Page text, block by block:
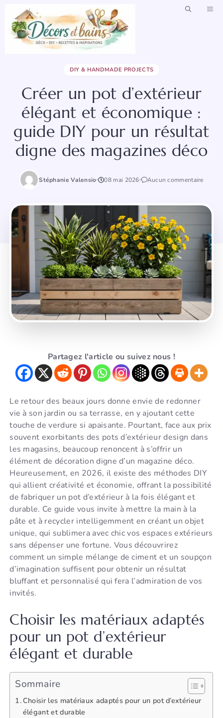
contenu
DIY & HANDMADE PROJECTS
Créer un pot d’extérieur
élégant et économique :
guide DIY pour un résultat
digne des magazines déco
Stéphanie Valensio 08 mai 2026 Aucun commentaire
Partagez l'article ou suivez nous !
Le retour des beaux jours donne envie de redonner
vie à son jardin ou sa terrasse, en y ajoutant cette
touche de verdure si apaisante. Pourtant, face aux prix
souvent exorbitants des pots d’extérieur design dans
les magasins, beaucoup renoncent à s’offrir un
élément de décoration digne d’un magazine déco.
Heureusement, en 2026, il existe des méthodes DIY
qui allient créativité et économie, offrant la possibilité
de fabriquer un pot d’extérieur à la fois élégant et
durable. Ce guide vous invite à mettre la main à la
pâte et à recycler intelligemment en créant un objet
unique, qui sublimera avec chic vos espaces extérieurs
sans dépenser une fortune. Vous découvrirez
comment un simple mélange de ciment et un soupçon
d’imagination suffisent pour obtenir un résultat
bluffant et personnalisé qui fera l’admiration de vos
invités.
Choisir les matériaux adaptés
pour un pot d’extérieur
élégant et durable
Sommaire
Choisir les matériaux adaptés pour un pot d’extérieur
élégant et durable